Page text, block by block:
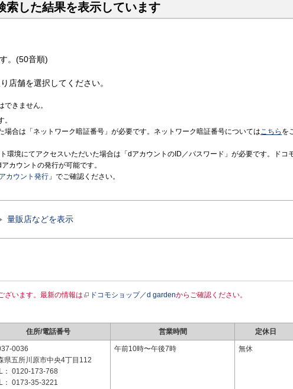
索した結果を表示しています
。(50音順)
店舗を選択してください。
きません。
場合は「ネットワーク暗証番号」が必要です。ネットワーク暗証番号についてはこちら を
環境にてアクセスいただいた場合は「dアカウントのID／パスワード」が必要です。ドコ
カウントの発行が可能です。
カウント発行 」でご確認ください。
量販店などを表示
ざいます。最新の情報は ドコモショップ／d gardenからご確認ください。
住所/電話番号 営業時間 定休日
0036
県五所川原市中央4丁目112
： 0120-173-768
： 0173-35-3221
午前10時〜午後7時 無休